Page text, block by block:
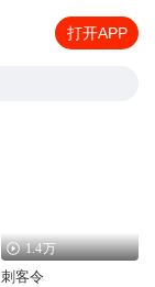
打开APP
1.4万
刺客令